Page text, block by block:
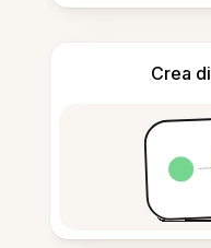
Crea